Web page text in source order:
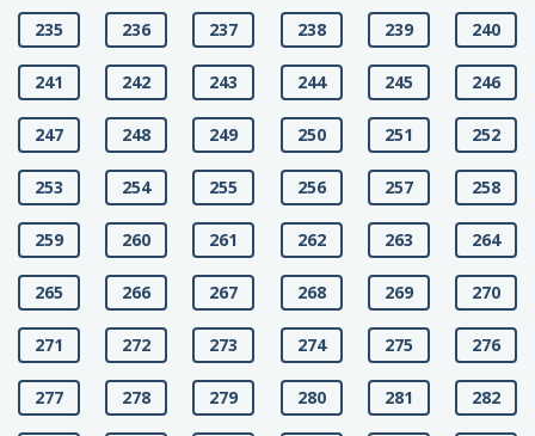
235 236 237 238 239 240
241 242 243 244 245 246
247 248 249 250 251 252
253 254 255 256 257 258
259 260 261 262 263 264
265 266 267 268 269 270
271 272 273 274 275 276
277 278 279 280 281 282